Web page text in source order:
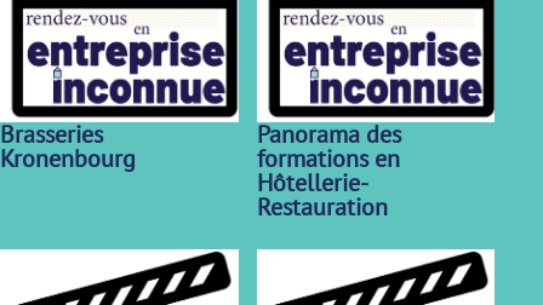
Brasseries
Kronenbourg
Panorama des
formations en
Hôtellerie-
Restauration